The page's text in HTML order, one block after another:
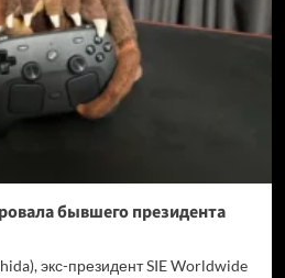
бывшего президента
экс-президент SIE Worldwide